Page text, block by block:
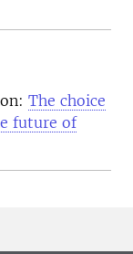
The choice
future of